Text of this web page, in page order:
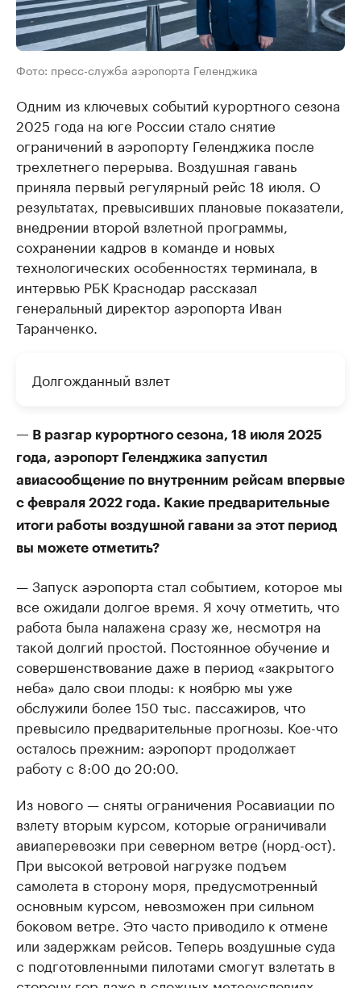
Фото: пресс-служба аэропорта Геленджика
Одним из ключевых событий курортного сезона
2025 года на юге России стало снятие
ограничений в аэропорту Геленджика после
трехлетнего перерыва. Воздушная гавань
приняла первый регулярный рейс 18 июля. О
результатах, превысивших плановые показатели,
внедрении второй взлетной программы,
сохранении кадров в команде и новых
технологических особенностях терминала, в
интервью РБК Краснодар рассказал
генеральный директор аэропорта Иван
Таранченко.
Долгожданный взлет
— В разгар курортного сезона, 18 июля 2025
года, аэропорт Геленджика запустил
авиасообщение по внутренним рейсам впервые
с февраля 2022 года. Какие предварительные
итоги работы воздушной гавани за этот период
вы можете отметить?
— Запуск аэропорта стал событием, которое мы
все ожидали долгое время. Я хочу отметить, что
работа была налажена сразу же, несмотря на
такой долгий простой. Постоянное обучение и
совершенствование даже в период «закрытого
неба» дало свои плоды: к ноябрю мы уже
обслужили более 150 тыс. пассажиров, что
превысило предварительные прогнозы. Кое-что
осталось прежним: аэропорт продолжает
работу с 8:00 до 20:00.
Из нового — сняты ограничения Росавиации по
взлету вторым курсом, которые ограничивали
авиаперевозки при северном ветре (норд-ост).
При высокой ветровой нагрузке подъем
самолета в сторону моря, предусмотренный
основным курсом, невозможен при сильном
боковом ветре. Это часто приводило к отмене
или задержкам рейсов. Теперь воздушные суда
с подготовленными пилотами смогут взлетать в